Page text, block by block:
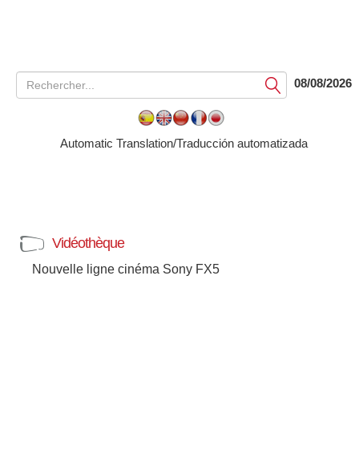
Soumettre08/08/2026
Automatic Translation/Traducción automatizada
Vidéothèque
Nouvelle ligne cinéma Sony FX5